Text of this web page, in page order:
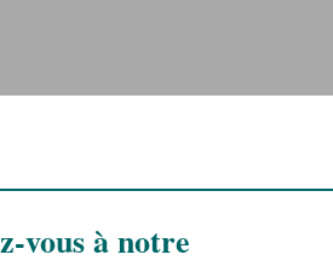
vous à notre